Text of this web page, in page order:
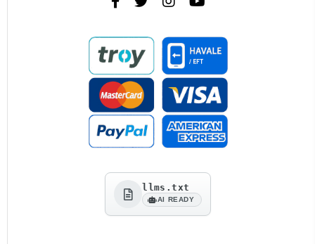
llms.txt
AI READY